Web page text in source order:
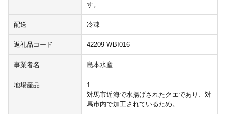
す。
配送 冷凍
返礼品コード 42209-WBI016
事業者名 島本水産
地場産品
1
対馬市近海で水揚げされたクエであり、対
馬市内で加工されているため。